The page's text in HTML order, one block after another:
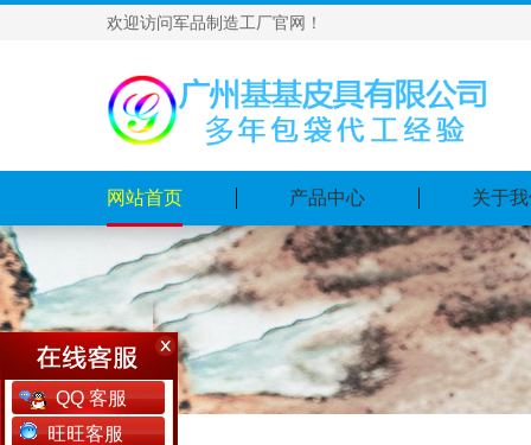
欢迎访问军品制造工厂官网！
网站首页 产品中心 关于
QQ 客服
旺旺客服